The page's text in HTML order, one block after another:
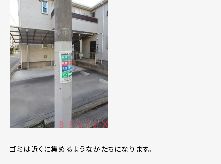
ゴミは近くに集めるようなかたちになります。